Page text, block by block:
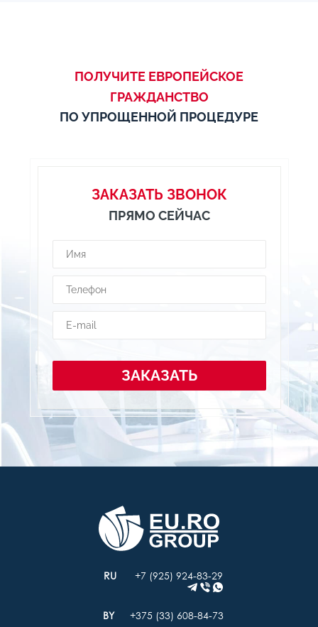
ПОЛУЧИТЕ ЕВРОПЕЙСКОЕ
ГРАЖДАНСТВО
ПО УПРОЩЕННОЙ ПРОЦЕДУРЕ
ЗАКАЗАТЬ ЗВОНОК
ПРЯМО СЕЙЧАС
ЗАКАЗАТЬ
+7 (925) 924-83-29
+375 (33) 608-84-73